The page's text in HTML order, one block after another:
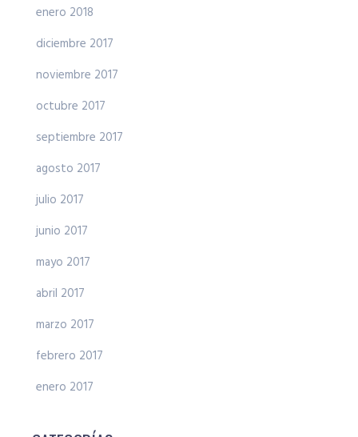
enero 2018
diciembre 2017
noviembre 2017
octubre 2017
septiembre 2017
agosto 2017
julio 2017
junio 2017
mayo 2017
abril 2017
marzo 2017
febrero 2017
enero 2017